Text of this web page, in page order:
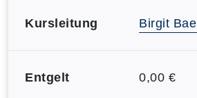
Kursleitung Birgit
Entgelt 0,00 €